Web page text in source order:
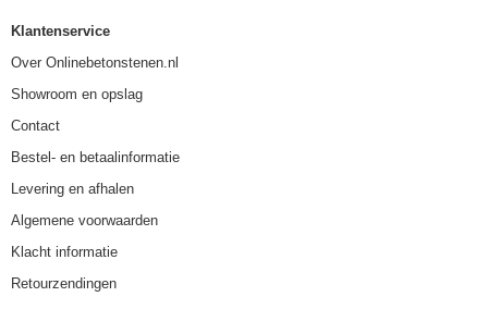
Klantenservice
Over Onlinebetonstenen.nl
Showroom en opslag
Contact
Bestel- en betaalinformatie
Levering en afhalen
Algemene voorwaarden
Klacht informatie
Retourzendingen